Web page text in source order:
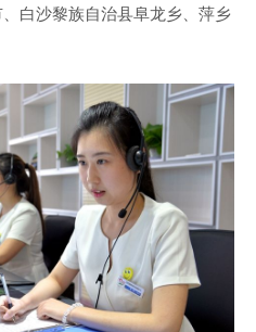
白沙黎族自治县阜龙乡、萍乡